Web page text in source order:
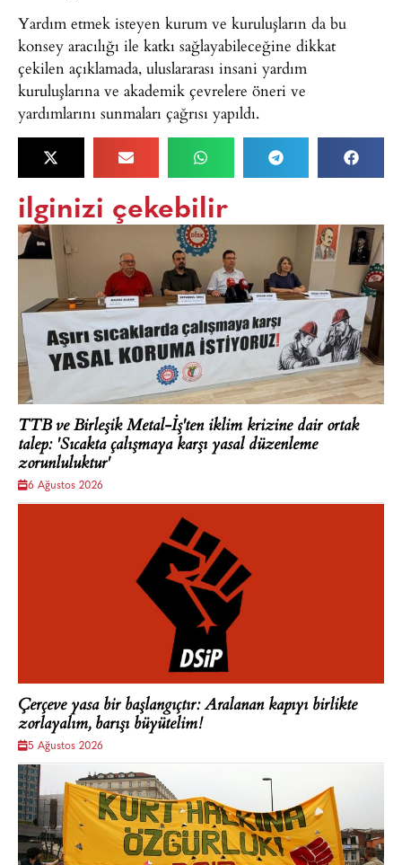
Yardım etmek isteyen kurum ve kuruluşların da bu
konsey aracılığı ile katkı sağlayabileceğine dikkat
çekilen açıklamada, uluslararası insani yardım
kuruluşlarına ve akademik çevrelere öneri ve
yardımlarını sunmaları çağrısı yapıldı.
ilginizi çekebilir
TTB ve Birleşik Metal-İş'ten iklim krizine dair ortak
talep: 'Sıcakta çalışmaya karşı yasal düzenleme
zorunluluktur'
6 Ağustos 2026
Çerçeve yasa bir başlangıçtır: Aralanan kapıyı birlikte
zorlayalım, barışı büyütelim!
5 Ağustos 2026